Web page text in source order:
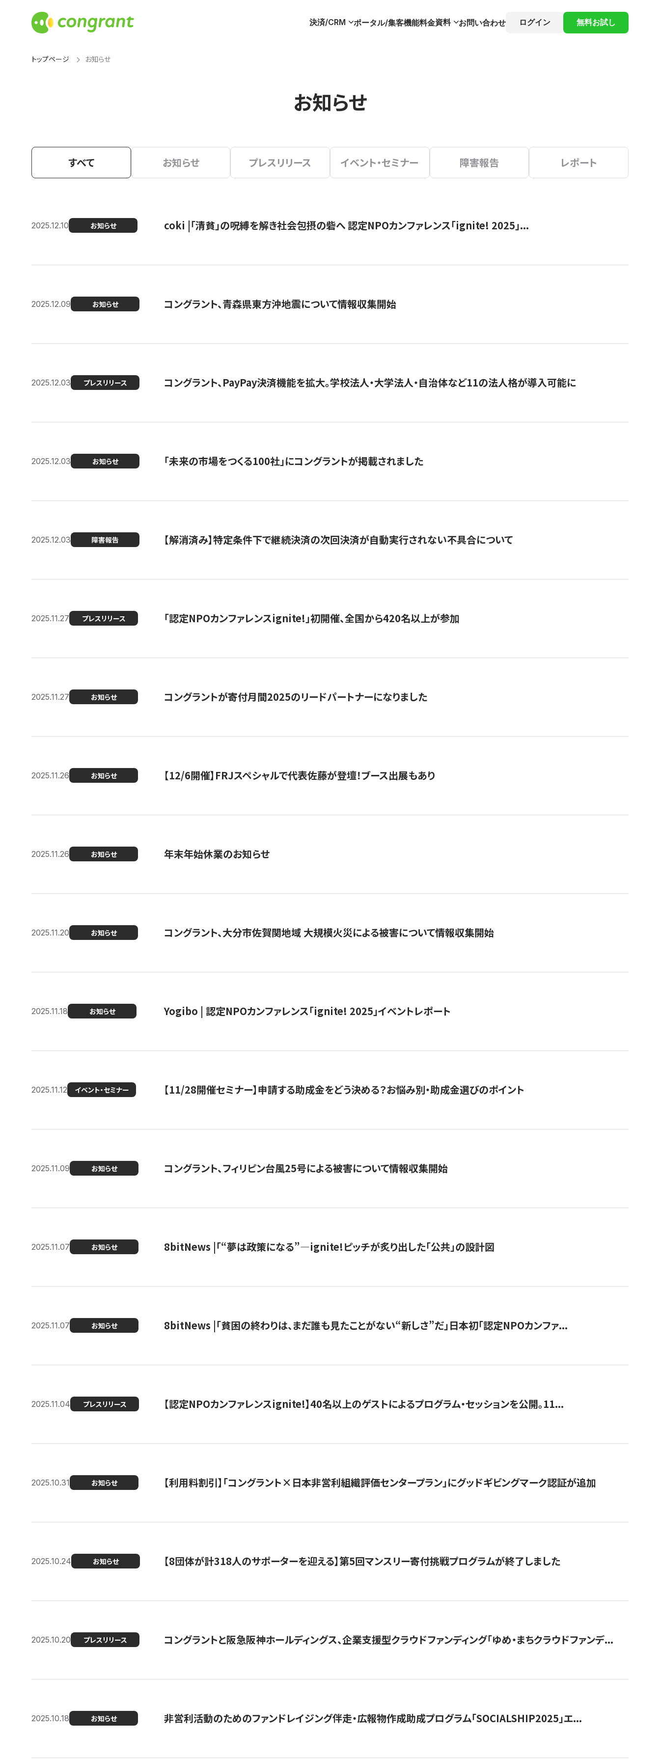
決済/CRM ポータル/集客機能料金資料 お問い合わせ ログイン 無料お試し
トップページ お知らせ
お知らせ
すべて お知らせ プレスリリース イベント・セミナー 障害報告 レポート
2025.12.10 お知らせ coki |「清貧」の呪縛を解き社会包摂の砦へ 認定NPOカンファレンス「ignite! 2025」...
2025.12.09 お知らせ コングラント、青森県東方沖地震について情報収集開始
2025.12.03 プレスリリース コングラント、PayPay決済機能を拡大。学校法人・大学法人・自治体など11の法人格が導入可能に
2025.12.03 お知らせ 「未来の市場をつくる100社」にコングラントが掲載されました
2025.12.03 障害報告 【解消済み】特定条件下で継続決済の次回決済が自動実行されない不具合について
2025.11.27 プレスリリース 「認定NPOカンファレンスignite!」初開催、全国から420名以上が参加
2025.11.27 お知らせ コングラントが寄付月間2025のリードパートナーになりました
2025.11.26 お知らせ 【12/6開催】FRJスペシャルで代表佐藤が登壇！ブース出展もあり
2025.11.26 お知らせ 年末年始休業のお知らせ
2025.11.20 お知らせ コングラント、大分市佐賀関地域 大規模火災による被害について情報収集開始
2025.11.18 お知らせ Yogibo | 認定NPOカンファレンス「ignite! 2025」イベントレポート
2025.11.12 イベント・セミナー 【11/28開催セミナー】申請する助成金をどう決める？お悩み別・助成金選びのポイント
2025.11.09 お知らせ コングラント、フィリピン台風25号による被害について情報収集開始
2025.11.07 お知らせ 8bitNews |「“夢は政策になる”—ignite!ピッチが炙り出した「公共」の設計図
2025.11.07 お知らせ 8bitNews |「貧困の終わりは、まだ誰も見たことがない“新しさ”だ」日本初「認定NPOカンファ...
2025.11.04 プレスリリース 【認定NPOカンファレンスignite!】40名以上のゲストによるプログラム・セッションを公開。11...
2025.10.31 お知らせ 【利用料割引】「コングラント×日本非営利組織評価センタープラン」にグッドギビングマーク認証が追加
2025.10.24 お知らせ 【8団体が計318人のサポーターを迎える】​​第5回マンスリー寄付挑戦プログラムが終了しました
2025.10.20 プレスリリース コングラントと阪急阪神ホールディングス、企業支援型クラウドファンディング「ゆめ・まちクラウドファンデ...
2025.10.18 お知らせ 非営利活動のためのファンドレイジング伴走・広報物作成助成プログラム「SOCIALSHIP2025」エ...